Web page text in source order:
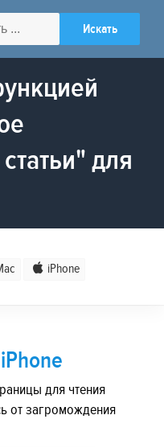
для
iPhone
для чтения
от загромождения